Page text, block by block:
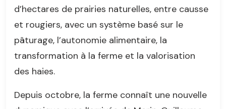
d’hectares de prairies naturelles, entre causse
et rougiers, avec un système basé sur le
pâturage, l’autonomie alimentaire, la
transformation à la ferme et la valorisation
des haies.
Depuis octobre, la ferme connaît une nouvelle